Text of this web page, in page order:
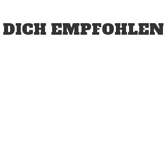
DICH EMPFOHLEN